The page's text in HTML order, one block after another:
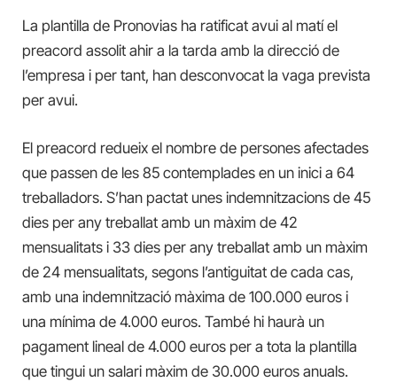
La plantilla de Pronovias ha ratificat avui al matí el
preacord assolit ahir a la tarda amb la direcció de
l’empresa i per tant, han desconvocat la vaga prevista
per avui.
El preacord redueix el nombre de persones afectades
que passen de les 85 contemplades en un inici a 64
treballadors. S’han pactat unes indemnitzacions de 45
dies per any treballat amb un màxim de 42
mensualitats i 33 dies per any treballat amb un màxim
de 24 mensualitats, segons l’antiguitat de cada cas,
amb una indemnització màxima de 100.000 euros i
una mínima de 4.000 euros. També hi haurà un
pagament lineal de 4.000 euros per a tota la plantilla
que tingui un salari màxim de 30.000 euros anuals.